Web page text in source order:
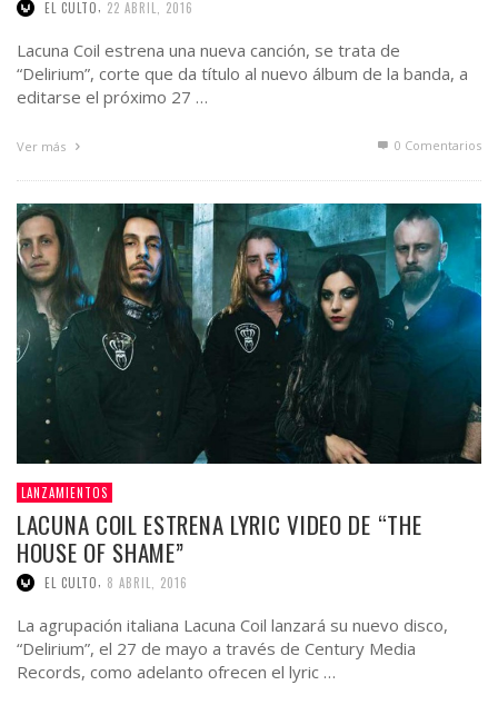
EL CULTO 22 ABRIL, 2016
Lacuna Coil estrena una nueva canción, se trata de
“Delirium”, corte que da título al nuevo álbum de la banda, a
editarse el próximo 27 …
Ver más 0 Comentarios
LANZAMIENTOS
LACUNA COIL ESTRENA LYRIC VIDEO DE “THE
HOUSE OF SHAME”
EL CULTO 8 ABRIL, 2016
La agrupación italiana Lacuna Coil lanzará su nuevo disco,
“Delirium”, el 27 de mayo a través de Century Media
Records, como adelanto ofrecen el lyric …